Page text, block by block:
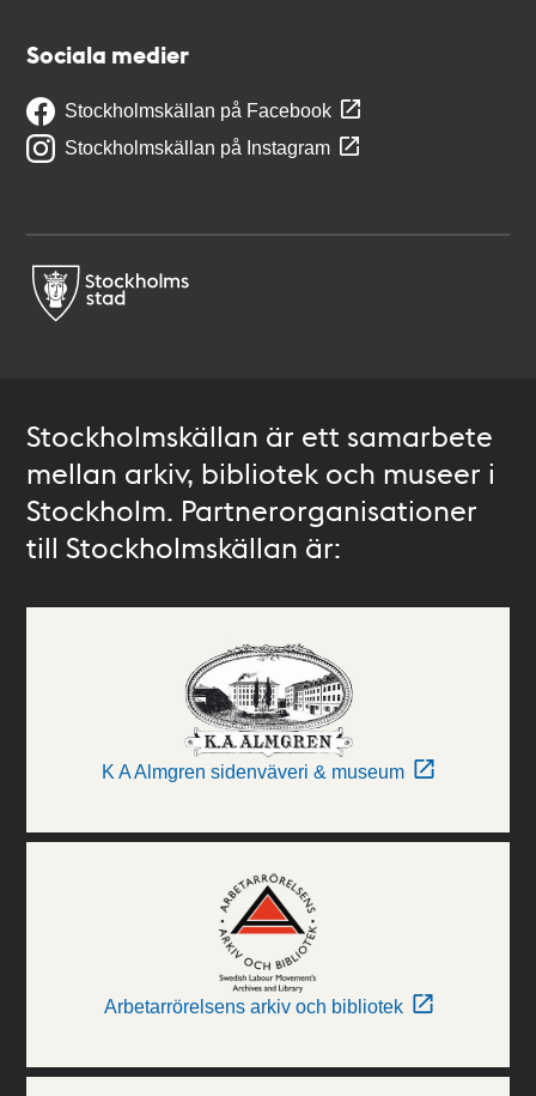
Sociala medier
Stockholmskällan på Facebook
Stockholmskällan på Instagram
Stockholmskällan är ett samarbete
mellan arkiv, bibliotek och museer i
Stockholm. Partnerorganisationer
till Stockholmskällan är:
K A Almgren sidenväveri & museum
Arbetarrörelsens arkiv och bibliotek